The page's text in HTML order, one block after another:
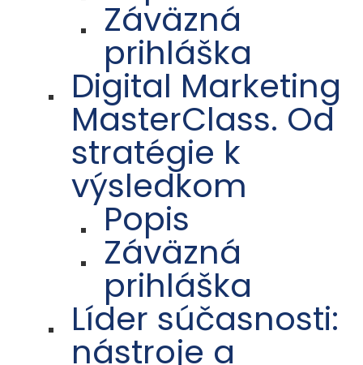
Záväzná
prihláška
Digital Marketing
MasterClass. Od
stratégie k
výsledkom
Popis
Záväzná
prihláška
Líder súčasnosti:
nástroje a